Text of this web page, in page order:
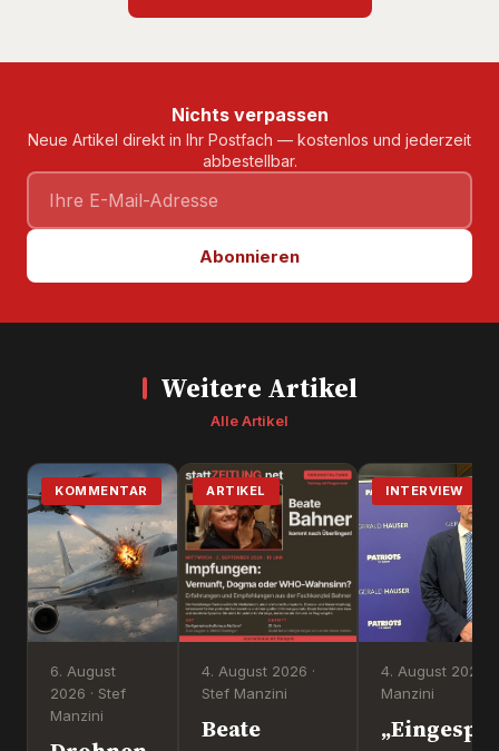
Nichts verpassen
Neue Artikel direkt in Ihr Postfach — kostenlos und jederzeit
abbestellbar.
Abonnieren
Weitere Artikel
Alle Artikel
KOMMENTAR
6. August
2026 · Stef
Manzini
ARTIKEL
4. August 2026 ·
Stef Manzini
Beate
INTERVIEW
4. August 2026 ·
Manzini